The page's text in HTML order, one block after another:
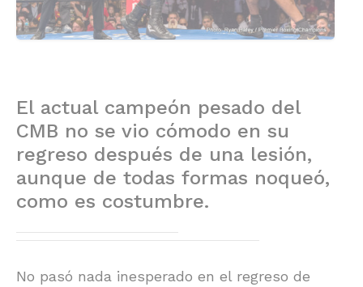
El actual campeón pesado del
CMB no se vio cómodo en su
regreso después de una lesión,
aunque de todas formas noqueó,
como es costumbre.
No pasó nada inesperado en el regreso de